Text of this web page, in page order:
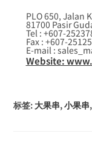
PLO 650, Jalan
81700 Pasir
Tel : +607-
Fax : +607-
E-mail :
Website:
标签: 大果串,小果串,